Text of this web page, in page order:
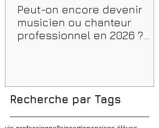
Peut-on encore devenir
musicien ou chanteur
professionnel en 2026 ?
Recherche par Tags